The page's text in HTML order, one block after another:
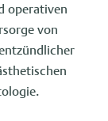
operativen
von